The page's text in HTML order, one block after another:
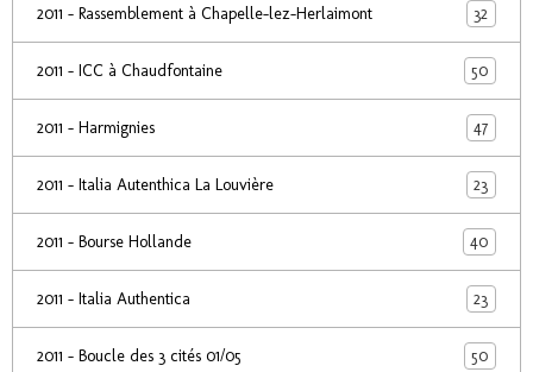
2011 - Rassemblement à Chapelle-lez-Herlaimont 32
2011 - ICC à Chaudfontaine 50
2011 - Harmignies 47
2011 - Italia Autenthica La Louvière 23
2011 - Bourse Hollande 40
2011 - Italia Authentica 23
2011 - Boucle des 3 cités 01/05 50